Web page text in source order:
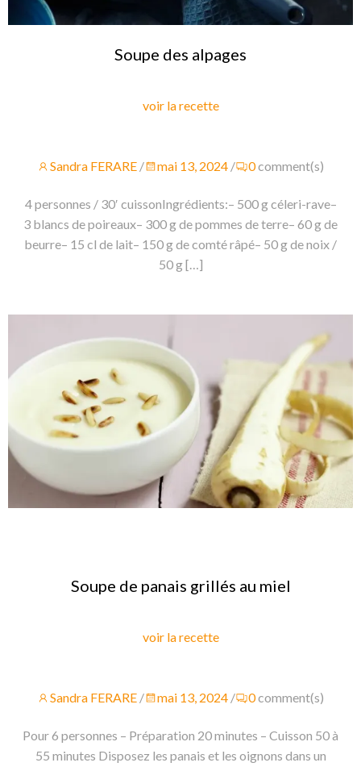
Soupe des alpages
voir la recette
Sandra FERARE / mai 13, 2024 / 0comment(s)
4 personnes / 30′ cuissonIngrédients:– 500 g céleri-rave–
3 blancs de poireaux– 300 g de pommes de terre– 60 g de
beurre– 15 cl de lait– 150 g de comté râpé– 50 g de noix /
50 g […]
Soupe de panais grillés au miel
voir la recette
Sandra FERARE / mai 13, 2024 / 0comment(s)
Pour 6 personnes – Préparation 20 minutes – Cuisson 50 à
55 minutes Disposez les panais et les oignons dans un